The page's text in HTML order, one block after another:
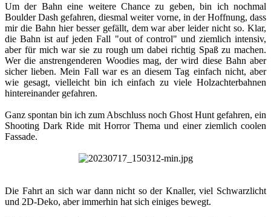
Um der Bahn eine weitere Chance zu geben, bin ich nochmal
Boulder Dash gefahren, diesmal weiter vorne, in der Hoffnung, dass
mir die Bahn hier besser gefällt, dem war aber leider nicht so. Klar,
die Bahn ist auf jeden Fall "out of control" und ziemlich intensiv,
aber für mich war sie zu rough um dabei richtig Spaß zu machen.
Wer die anstrengenderen Woodies mag, der wird diese Bahn aber
sicher lieben. Mein Fall war es an diesem Tag einfach nicht, aber
wie gesagt, vielleicht bin ich einfach zu viele Holzachterbahnen
hintereinander gefahren.
Ganz spontan bin ich zum Abschluss noch Ghost Hunt gefahren, ein
Shooting Dark Ride mit Horror Thema und einer ziemlich coolen
Fassade.​
Die Fahrt an sich war dann nicht so der Knaller, viel Schwarzlicht
und 2D-Deko, aber immerhin hat sich einiges bewegt.